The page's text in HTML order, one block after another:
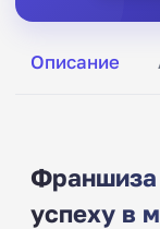
Описание
Франшиза
успеху в